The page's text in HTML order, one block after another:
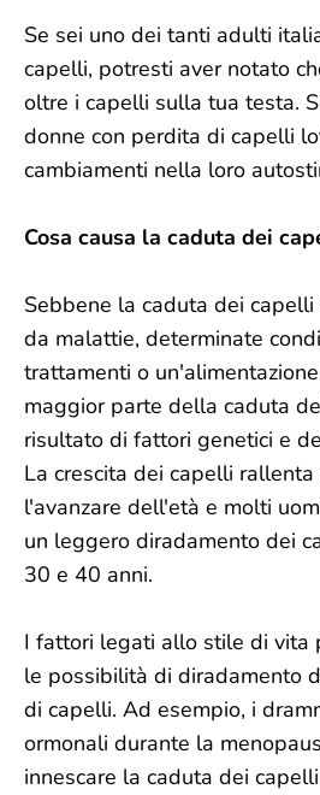
Se sei uno dei tanti adulti
capelli, potresti aver notato
oltre i capelli sulla tua testa.
donne con perdita di capelli
cambiamenti nella loro
Cosa causa la caduta dei
Sebbene la caduta dei
da malattie, determinate
trattamenti o
maggior parte della caduta
risultato di fattori genetici e
La crescita dei capelli
l'avanzare dell'età e molti
un leggero diradamento dei
30 e 40 anni.
I fattori legati allo stile di vita
le possibilità di diradamento
di capelli. Ad esempio, i
ormonali durante la
innescare la caduta dei